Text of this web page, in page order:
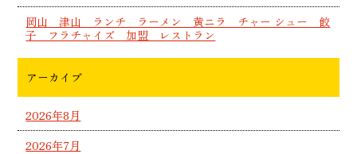
岡山 津山 ランチ ラーメン 黄ニラ チャー シュー 餃
子 フラチャイズ 加盟 レストラン
アーカイブ
2026年8月
2026年7月